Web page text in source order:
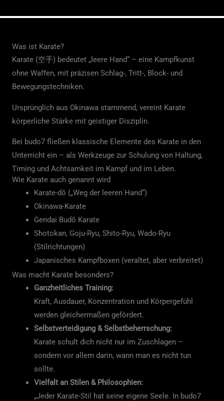
Was ist Karate?
Karate (空手) bedeutet „leere Hand“ – eine Kampfkunst
ohne Waﬀen, mit präzisen Schlag-, Tritt-, Block- und
Bewegungstechniken.
Ursprünglich aus Okinawa stammend, vereint Karate
körperliche Stärke mit geistiger Disziplin.
Bei budo7 fließen klassische Elemente des Karate in den
Unterricht ein – als Werkzeuge zur Schulung von Haltung,
Timing und Achtsamkeit im Kampf und im Leben.
Wie Karate auch genannt wird
Karate-dō („Weg der leeren Hand“)
Okinawa-Karate
Gendai Budō Karate
Shotokan, Goju-Ryu, Shito-Ryu, Wado-Ryu
(Stilrichtungen)
Japanisches Kampfboxen (veraltet, aber verbreitet)
Was macht Karate besonders?
Ganzheitliches Training:
Kraft, Ausdauer, Konzentration und Körpergefühl
werden gleichermaßen gefördert.
Selbstverteidigung & Selbstbeherrschung:
Karate schult dich nicht nur im Zuschlagen –
sondern vor allem darin, wann man es nicht tun
sollte.
Vielfalt an Stilen & Philosophien:
„Jeder Karate-Stil hat seine eigene Seele. In budo7